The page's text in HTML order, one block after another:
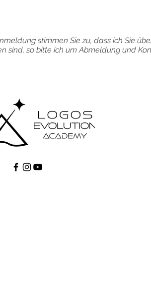
stimmen Sie zu, dass ich Sie
sind, so bitte ich um Abmeldung und